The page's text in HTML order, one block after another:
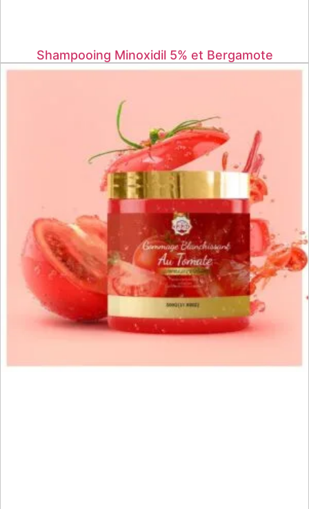
Shampooing Minoxidil 5% et Bergamote